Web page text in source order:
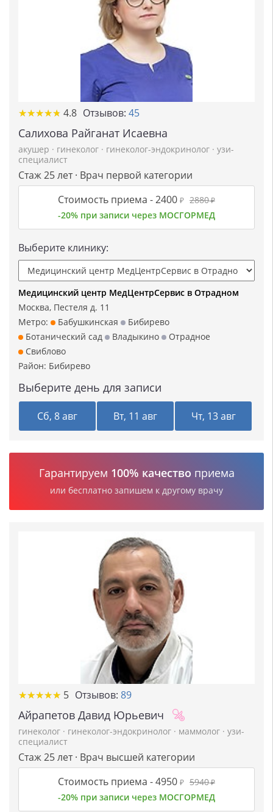
★★★★★
★★★★★ 4.8 Отзывов: 45
Салихова Райганат Исаевна
акушер · гинеколог · гинеколог-эндокринолог · узи-
специалист
Стаж 25 лет · Врач первой категории
Стоимость приема -2400 ₽ 2880₽
-20% при записи через МОСГОРМЕД
Выберите клинику:
Медицинский центр МедЦентрСервис в Отрадном
Москва, Пестеля д. 11
Метро:
Бабушкинская
Бибирево
Ботанический сад
Владыкино
Отрадное
Свиблово
Район: Бибирево
Выберите день для записи
Сб, 8 авг Вт, 11 авг Чт, 13 авг
Гарантируем 100% качество приема
или бесплатно запишем к другому врачу
★★★★★
★★★★★ 5 Отзывов: 89
Айрапетов Давид Юрьевич
гинеколог · гинеколог-эндокринолог · маммолог · узи-
специалист
Стаж 25 лет · Врач высшей категории
Стоимость приема -4950 ₽ 5940₽
-20% при записи через МОСГОРМЕД